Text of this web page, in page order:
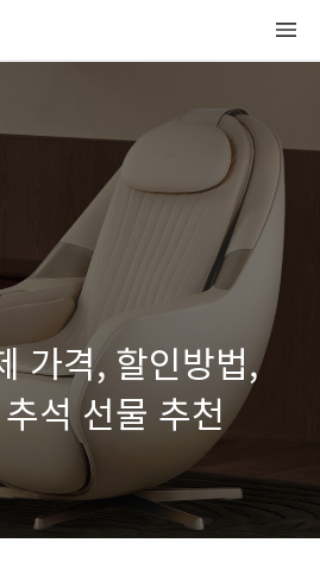
가격, 할인방법,
석 선물 추천